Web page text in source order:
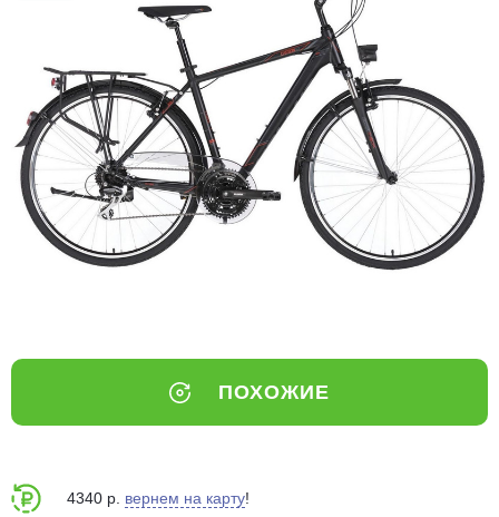
ПОХОЖИЕ
4340 р. вернем на карту!
Добавляйте товары
в корзину
Оплачивайте сегодня только
25% картой любого банка
выбранный способом
Оставшиеся75% будут